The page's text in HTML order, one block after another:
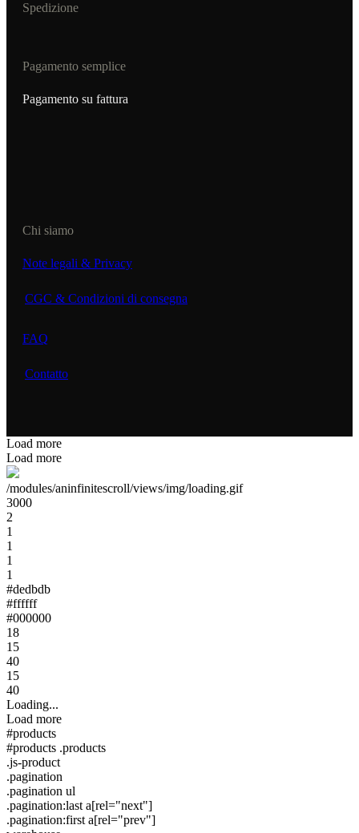
Spedizione
Pagamento semplice
Pagamento su fattura
Chi siamo
Note legali & Privacy
CGC & Condizioni di consegna
FAQ
Contatto
Load more
Load more
/modules/aninfinitescroll/views/img/loading.gif
3000
2
1
1
1
1
#dedbdb
#ffffff
#000000
18
15
40
15
40
Loading...
Load more
#products
#products .products
.js-product
.pagination
.pagination ul
.pagination:last a[rel="next"]
.pagination:first a[rel="prev"]